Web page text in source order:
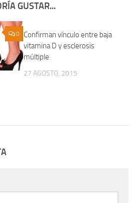
GUSTAR...
0
Confirman vínculo entre baja
vitamina D y esclerosis
múltiple
27 AGOSTO, 2015